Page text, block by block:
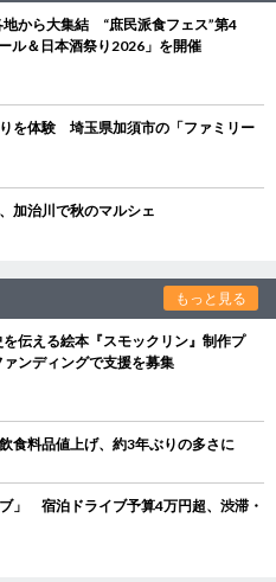
から大集結 “庶民派食フェス”第4
ル＆日本酒祭り2026」を開催
を体験 埼玉県加須市の「ファミリー
加治川で秋のマルシェ
もっと見る
伝える絵本『スモックリン』制作プ
ンディングで支援を募集
食料品値上げ、約3年ぶりの多さに
」 宿泊ドライブ予算4万円超、渋滞・